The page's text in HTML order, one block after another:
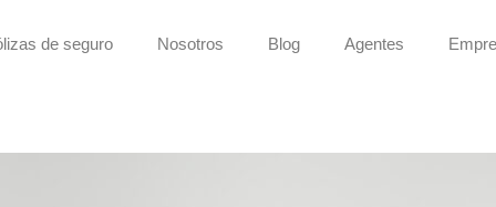
de seguro Nosotros Blog Agentes